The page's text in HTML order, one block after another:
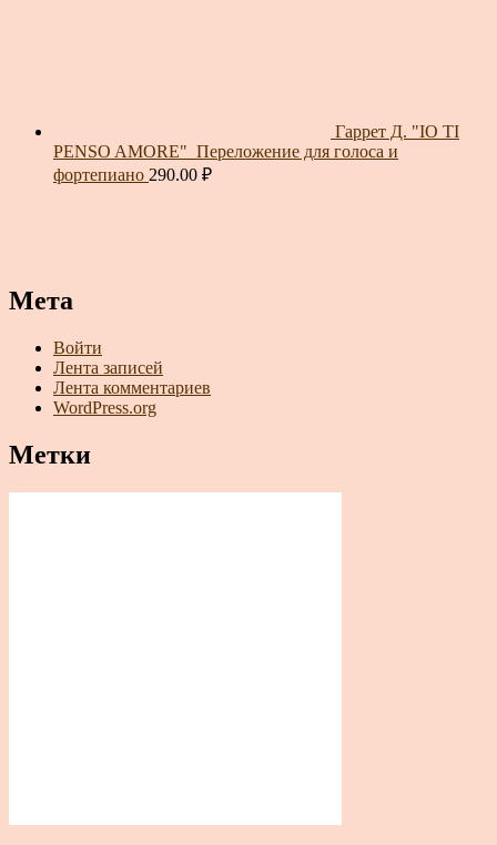
Гаррет Д. "IO TI
PENSO AMORE"_Переложение для голоса и
фортепиано 290.00 ₽
Мета
Войти
Лента записей
Лента комментариев
WordPress.org
Метки